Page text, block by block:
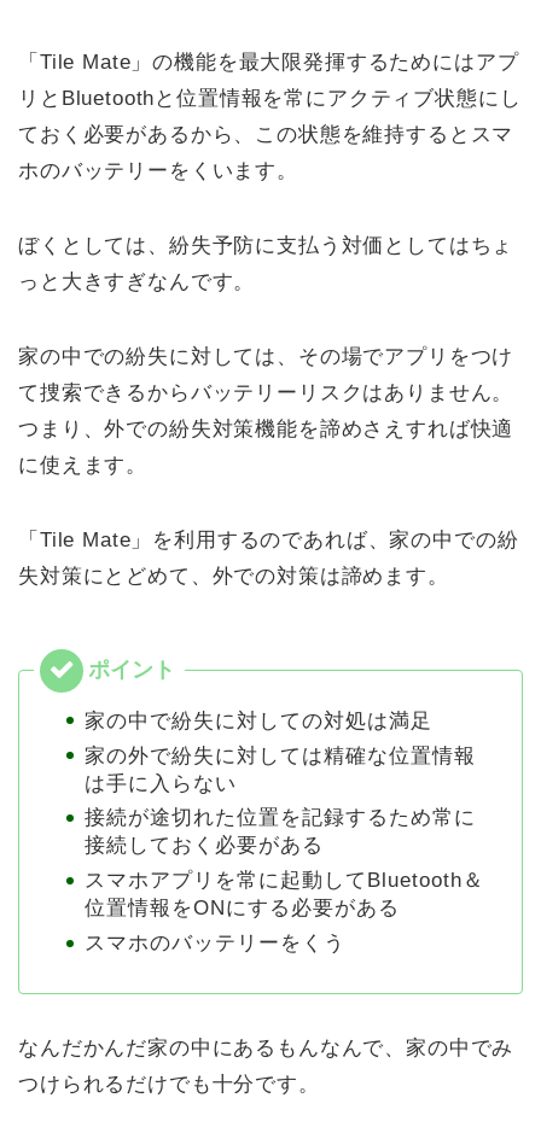
「Tile Mate」の機能を最大限発揮するためにはアプ
リとBluetoothと位置情報を常にアクティブ状態にし
ておく必要があるから、この状態を維持するとスマ
ホのバッテリーをくいます。
ぼくとしては、紛失予防に支払う対価としてはちょ
っと大きすぎなんです。
家の中での紛失に対しては、その場でアプリをつけ
て捜索できるからバッテリーリスクはありません。
つまり、外での紛失対策機能を諦めさえすれば快適
に使えます。
「Tile Mate」を利用するのであれば、家の中での紛
失対策にとどめて、外での対策は諦めます。
家の中で紛失に対しての対処は満足
家の外で紛失に対しては精確な位置情報
は手に入らない
接続が途切れた位置を記録するため常に
接続しておく必要がある
スマホアプリを常に起動してBluetooth＆
位置情報をONにする必要がある
スマホのバッテリーをくう
なんだかんだ家の中にあるもんなんで、家の中でみ
つけられるだけでも十分です。